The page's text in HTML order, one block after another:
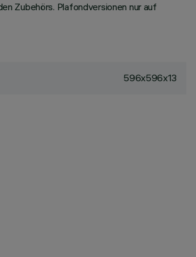
Zubehörs. Plafondversionen nur auf
596x596x13